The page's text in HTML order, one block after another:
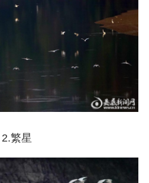
2.繁星